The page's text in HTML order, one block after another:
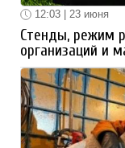
12:03 | 23 июня
Стенды, режим
организаций и